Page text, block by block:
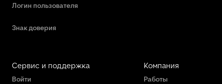
Логин пользователя
Знак доверия
Сервис и поддержка
Войти
Компания
Работы